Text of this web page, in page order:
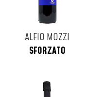
ALFIO MOZZI
SFORZATO